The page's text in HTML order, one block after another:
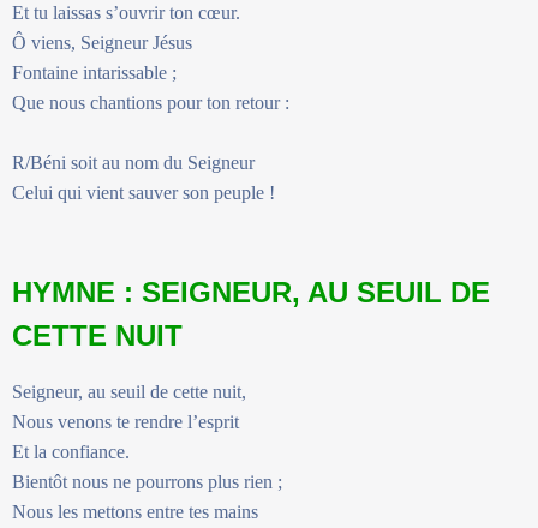
Et tu laissas s’ouvrir ton cœur.
Ô viens, Seigneur Jésus
Fontaine intarissable ;
Que nous chantions pour ton retour :
R/Béni soit au nom du Seigneur
Celui qui vient sauver son peuple !
HYMNE : SEIGNEUR, AU SEUIL DE
CETTE NUIT
Seigneur, au seuil de cette nuit,
Nous venons te rendre l’esprit
Et la confiance.
Bientôt nous ne pourrons plus rien ;
Nous les mettons entre tes mains